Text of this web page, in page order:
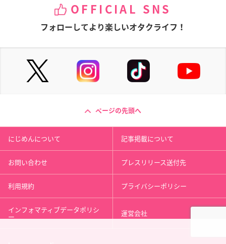
OFFICIAL SNS
フォローしてより楽しいオタクライフ！
ページの先頭へ
にじめんについて 記事掲載について
お問い合わせ プレスリリース送付先
利用規約 プライバシーポリシー
インフォマティブデータポリシ
ー 運営会社